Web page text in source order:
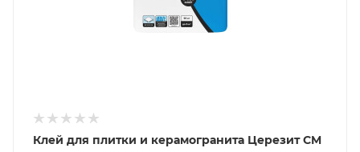
Клей для плитки и керамогранита Церезит CM